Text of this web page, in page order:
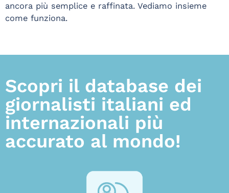
ancora più semplice e raffinata. Vediamo insieme
come funziona.
Scopri il database dei
giornalisti italiani ed
internazionali più
accurato al mondo!